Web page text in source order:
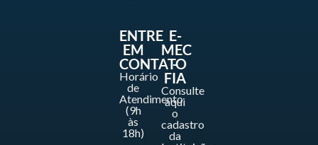
ENTRE
EM
CONTATO
Horário
de
Atendimento
(9h
às
18h)
E-
MEC
-
FIA
Consulte
aqui
o
cadastro
da